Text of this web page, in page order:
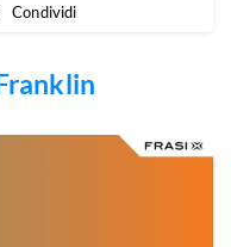
Condividi